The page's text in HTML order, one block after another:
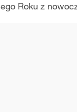
Roku z